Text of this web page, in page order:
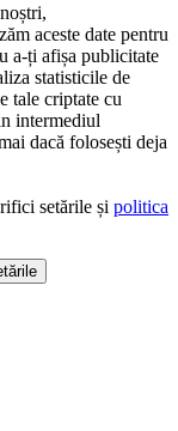
aceste date pentru
a-ți afișa publicitate
statisticile de
tale criptate cu
intermediul
dacă folosești deja
setările și politica